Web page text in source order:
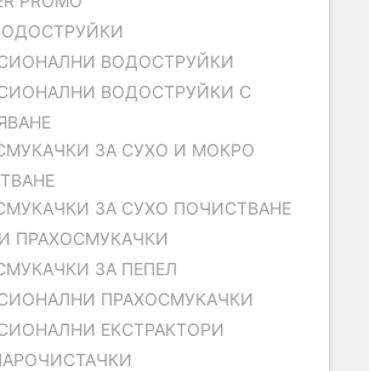
ВОДОСТРУЙКИ
ВОДОСТРУЙКИ С
ЗА СУХО И МОКРО
ЗА СУХО ПОЧИСТВАНЕ
ПРАХОСМУКАЧКИ
ЗА ПЕПЕЛ
ПРАХОСМУКАЧКИ
ЕКСТРАКТОРИ